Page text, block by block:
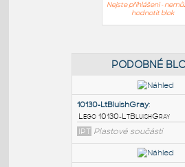
Nejste přihlášeni -
hodnotit blok